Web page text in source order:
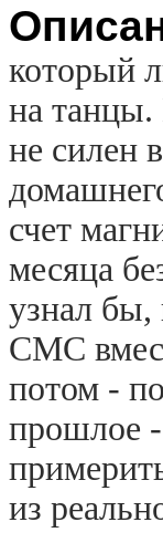
который
на танцы.
не силен
счет
месяца
узнал бы,
СМС
потом -
прошлое
из